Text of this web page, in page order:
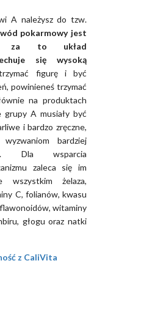
A należysz do tzw.
pokarmowy jest
za to układ
się wysoką
figurę i być
powinieneś trzymać
na produktach
grupy A musiały być
i bardzo zręczne,
bardziej
Dla wsparcia
zaleca się im
wszystkim żelaza,
C, folianów, kwasu
witaminy
głogu oraz natki
z CaliVita